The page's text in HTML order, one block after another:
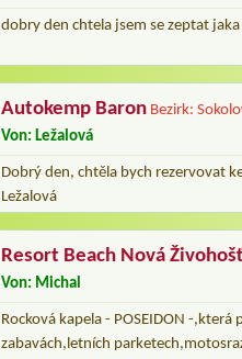
dobry den chtela jsem se zeptat
Autokemp Baron Bezirk:
Von: Ležalová
Dobrý den, chtěla bych rezervovat
Ležalová
Resort Beach Nová
Von: Michal
Rocková kapela - POSEIDON -
zabavách,letních